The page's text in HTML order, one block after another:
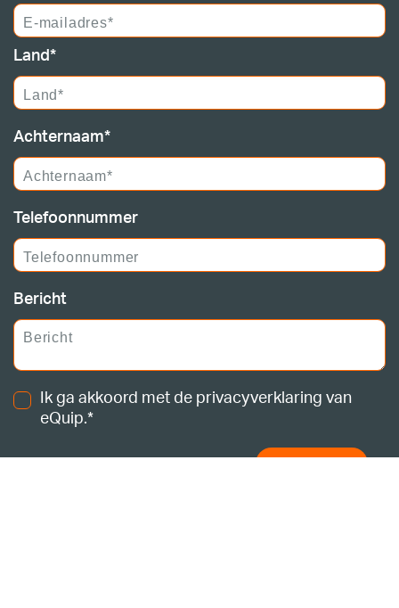
Land*
Achternaam*
Telefoonnummer
Bericht
Ik ga akkoord met de privacyverklaring van
eQuip.*